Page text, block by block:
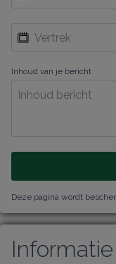
Inhoud van je bericht
Deze pagina wordt